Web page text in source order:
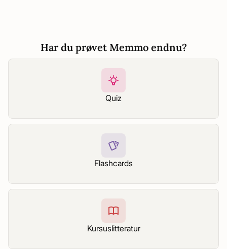
Har du prøvet Memmo endnu?
Quiz
Flashcards
Kursuslitteratur